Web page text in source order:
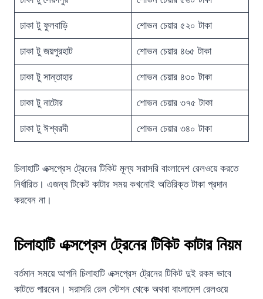
ঢাকা টু ফুলবাড়ি শোভন চেয়ার ৫২০ টাকা
ঢাকা টু জয়পুরহাট শোভন চেয়ার ৪৬৫ টাকা
ঢাকা টু সান্তাহার শোভন চেয়ার ৪৩০ টাকা
ঢাকা টু নাটোর শোভন চেয়ার ৩৭৫ টাকা
ঢাকা টু ঈশ্বরদী শোভন চেয়ার ৩৪০ টাকা
চিলাহাটি এক্সপ্রেস ট্রেনের টিকিট মূল্য সরাসরি বাংলাদেশ রেলওয়ে করতে
নির্ধারিত। এজন্য টিকেট কাটার সময় কখনোই অতিরিক্ত টাকা প্রদান
করবেন না।
চিলাহাটি এক্সপ্রেস ট্রেনের টিকিট কাটার নিয়ম
বর্তমান সময়ে আপনি চিলাহাটি এক্সপ্রেস ট্রেনের টিকিট দুই রকম ভাবে
কাটতে পারবেন। সরাসরি রেল স্টেশন থেকে অথবা বাংলাদেশ রেলওয়ে